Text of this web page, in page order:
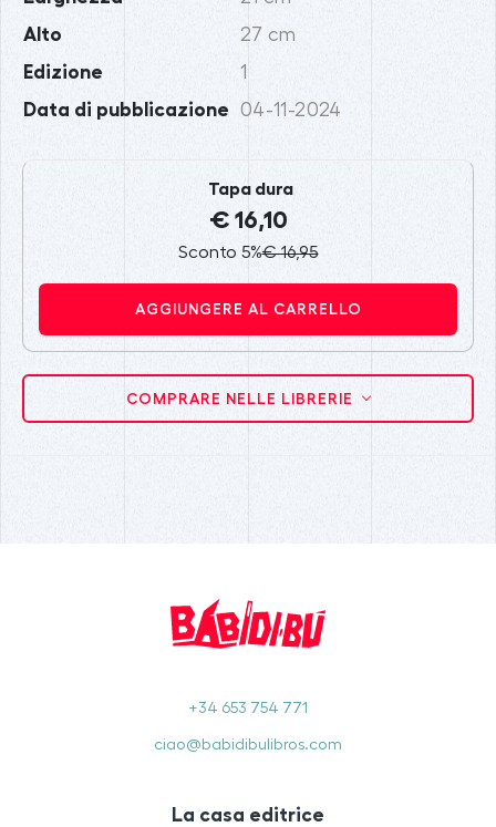
Alto 27 cm
Edizione 1
Data di pubblicazione 04-11-2024
Tapa dura
€ 16,10
Sconto 5%€ 16,95
AGGIUNGERE AL CARRELLO
COMPRARE NELLE LIBRERIE
+34 653 754 771
ciao@babidibulibros.com
La casa editrice